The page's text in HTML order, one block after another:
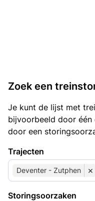
Zoek een
Je kunt de lijst met
bijvoorbeeld door
door een
Trajecten
Deventer - Zutphen ×
Storingsoorzaken